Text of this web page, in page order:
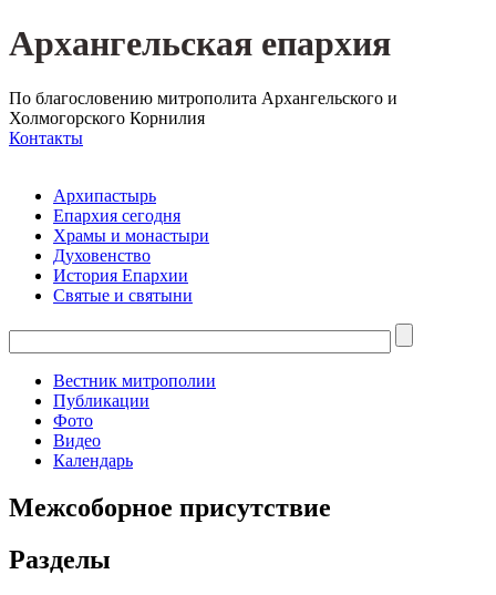
Архангельская епархия
По благословению митрополита Архангельского и
Холмогорского Корнилия
Контакты
Архипастырь
Епархия сегодня
Храмы и монастыри
Духовенство
История Епархии
Святые и святыни
Вестник митрополии
Публикации
Фото
Видео
Календарь
Межсоборное присутствие
Разделы